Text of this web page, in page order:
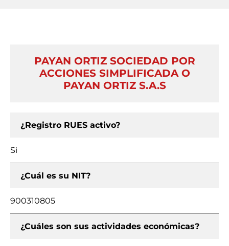
PAYAN ORTIZ SOCIEDAD POR
ACCIONES SIMPLIFICADA O
PAYAN ORTIZ S.A.S
¿Registro RUES activo?
Si
¿Cuál es su NIT?
900310805
¿Cuáles son sus actividades económicas?